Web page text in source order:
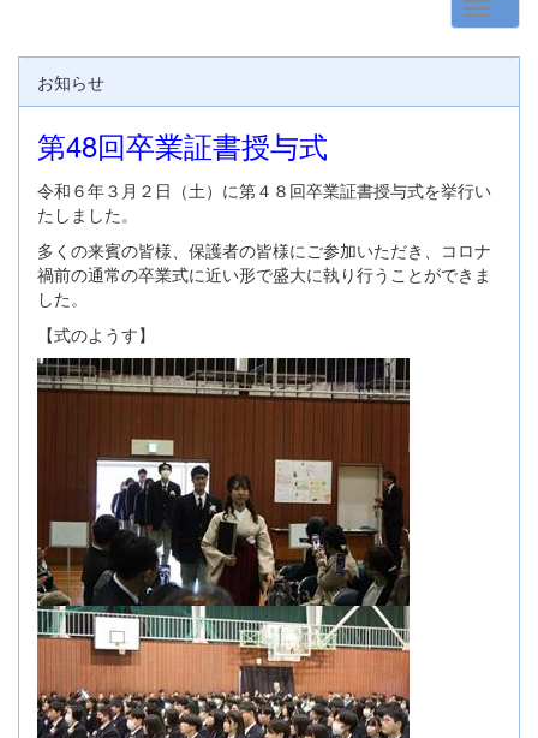
お知らせ
第48回卒業証書授与式
令和６年３月２日（土）に第４８回卒業証書授与式を挙行い
たしました。
多くの来賓の皆様、保護者の皆様にご参加いただき、コロナ
禍前の通常の卒業式に近い形で盛大に執り行うことができま
した。
【式のようす】